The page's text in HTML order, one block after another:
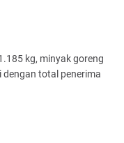
kg, minyak goreng
dengan total penerima